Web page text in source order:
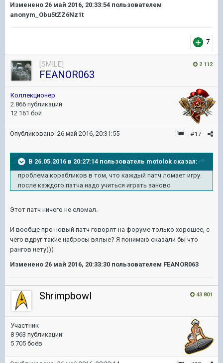
Изменено 26 май 2016, 20:33:54 пользователем
anonym_Obu5tZZ6Nz1t
7
2 112
[SMILE]
FEANOR063
Коллекционер
2 866 публикаций
12 161 бой
#17
Опубликовано: 26 май 2016, 20:31:55
В 26.05.2016 в 20:27:14 пользователь motolok сказал:
проблема корабликов в том, что каждый патч ломает игру.
после каждого патча надо учиться играть заново
Этот патч ничего не сломал.
И вообще про новый патч говорят на форуме только хорошее, с
чего вдруг такие набросы вялые? Я понимаю сказали бы что
рангов нету)))
Изменено 26 май 2016, 20:33:30 пользователем FEANOR063
43 801
Shrimpbowl
Участник
8 963 публикации
5 705 боёв